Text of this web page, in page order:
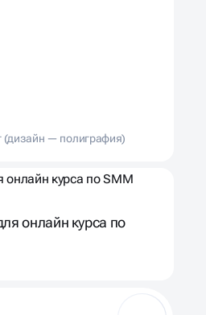
(дизайн — полиграфия)
онлайн курса по